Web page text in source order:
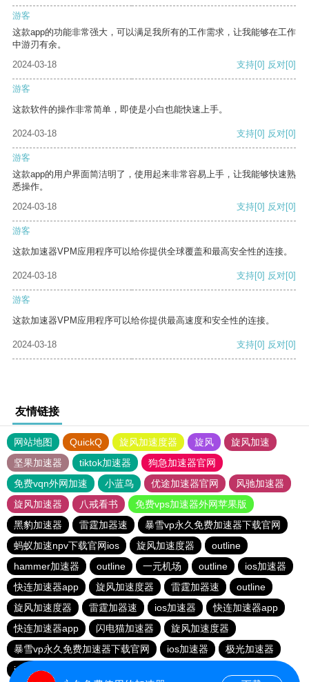
游客
这款app的功能非常强大，可以满足我所有的工作需求，让我能够在工作
中游刃有余。
2024-03-18
支持[0] 反对[0]
游客
这款软件的操作非常简单，即使是小白也能快速上手。
2024-03-18 支持[0] 反对[0]
游客
这款app的用户界面简洁明了，使用起来非常容易上手，让我能够快速熟
悉操作。
2024-03-18
支持[0] 反对[0]
游客
这款加速器VPM应用程序可以给你提供全球覆盖和最高安全性的连接。
2024-03-18 支持[0] 反对[0]
游客
这款加速器VPM应用程序可以给你提供最高速度和安全性的连接。
2024-03-18 支持[0] 反对[0]
友情链接
网站地图 QuickQ 旋风加速度器 旋风
旋风加速
坚果加速器
tiktok加速器
狗急加速器官网
免费vqn外网加速
小蓝鸟 优途加速器官网
风驰加速器
旋风加速器
八戒看书
免费vps加速器外网苹果版
黑豹加速器
雷霆加器速
暴雪vp永久免费加速器下载官网
蚂蚁加速npv下载官网ios
旋风加速度器
outline
hammer加速器
outline 一元机场 outline
ios加速器
快连加速器app
旋风加速度器 雷霆加器速
outline
旋风加速度器
雷霆加器速 ios加速器
快连加速器app
快连加速器app
闪电猫加速器
旋风加速度器
暴雪vp永久免费加速器下载官网
ios加速器
极光加速器
ios加速器